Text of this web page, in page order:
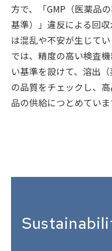
方で、「GMP（医薬品
基準）」違反による回
は混乱や不安が生じて
では、精度の高い検査
い基準を設けて、溶出
の品質をチェックし、
品の供給につとめていま